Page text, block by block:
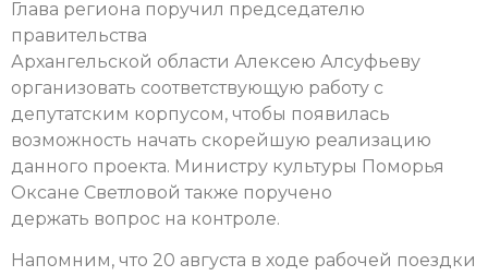
Глава региона поручил председателю
правительства
Архангельской области Алексею Алсуфьеву
организовать соответствующую работу с
депутатским корпусом, чтобы появилась
возможность начать скорейшую реализацию
данного проекта. Министру культуры Поморья
Оксане Светловой также поручено
держать вопрос на контроле.
Напомним, что 20 августа в ходе рабочей поездки